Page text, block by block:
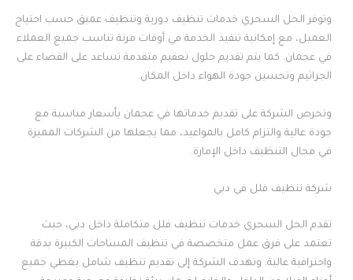
وتوفر الحل السحري خدمات تنظيف دورية وتنظيف عميق حسب احتياج
العميل، مع إمكانية تنفيذ الخدمة في أوقات مرنة تناسب جميع العملاء
في عجمان. كما يتم تقديم حلول تعقيم متقدمة تساعد على القضاء على
الجراثيم وتحسين جودة الهواء داخل المكان.
وتحرص الشركة على تقديم خدماتها في عجمان بأسعار مناسبة مع
جودة عالية والتزام كامل بالمواعيد، مما يجعلها من الشركات المميزة
في مجال التنظيف داخل الإمارة.
شركة تنظيف فلل في دبي
تقدم الحل السحري خدمات تنظيف فلل متكاملة داخل دبي، حيث
تعتمد على فرق عمل متخصصة في تنظيف المساحات الكبيرة بدقة
واحترافية عالية. وتهدف الشركة إلى تقديم تنظيف شامل يغطي جميع